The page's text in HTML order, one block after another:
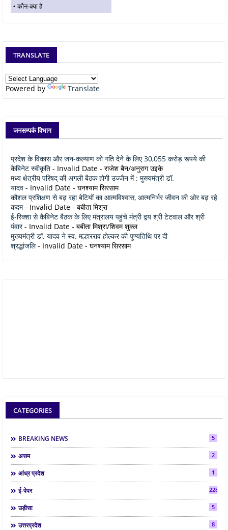
कौन-क्या है
TRANSLATE
Powered by Translate
जनसम्पर्क विभाग
प्रदेश के विकास और जन-कल्याण को गति देने के लिए 30,055 करोड़ रूपये की
कैबिनेट स्वीकृति - Invalid Date - राजेश बैन/अनुराग उइके
मध्य क्षेत्रीय परिषद् की अगली बैठक होगी उज्जैन में : मुख्यमंत्री डॉ.
यादव - Invalid Date - घनश्याम सिरसाम
कौशल प्रशिक्षण से बढ़ रहा बेटियों का आत्मविश्वास, आत्मनिर्भर जीवन की ओर बढ़ रहे
कदम- Invalid Date - बबीता मिश्रा
ई-रिक्शा से कैबिनेट बैठक के लिए मंत्रालय पहुंचे मंत्री द्वय श्री टेटवाल और श्री
पंवार- Invalid Date - बबीता मिश्रा/शिवम शुक्ल
मुख्यमंत्री डॉ. यादव ने स्व. मल्हारराव होल्कर की पुण्यतिथि पर दी
श्रद्धांजलि- Invalid Date - घनश्याम सिरसाम
CATEGORIES
BREAKING NEWS 5
असम 2
आंध्र प्रदेश 1
ई-पेपर 2286
उड़ीसा 5
उत्तरप्रदेश 8